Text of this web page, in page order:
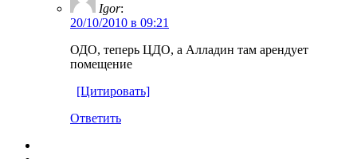
Igor:
20/10/2010 в 09:21
ОДО, теперь ЦДО, а Алладин там арендует
помещение
[Цитировать]
Ответить